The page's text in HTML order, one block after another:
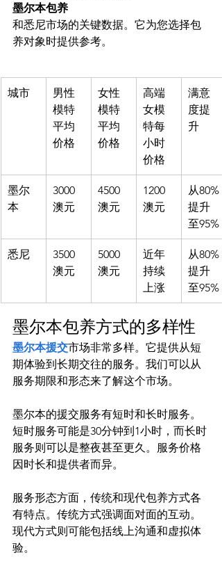
墨尔本包养
和悉尼市场的关键数据。它为您选择包
城市
男性
模特
平均
价格
女性
模特
平均
价格
高端
女模
特每
小时
价格
满意
度提
升
墨尔
本
3000
澳元
4500
澳元
1200
澳元
从80%
提升
至95%
悉尼
3500
澳元
5000
澳元
近年
持续
上涨
从80%
提升
至95%
墨尔本包养方式的多样性
墨尔本援交市场非常多样。它提供从短
期体验到长期交往的服务。我们可以从
服务期限和形态来了解这个市场。
墨尔本的援交服务有短时和长时服务。
短时服务可能是30分钟到1小时，而长时
服务则可以是整夜甚至更久。服务价格
因时长和提供者而异。
服务形态方面，传统和现代包养方式各
有特点。传统方式强调面对面的互动。
现代方式则可能包括线上沟通和虚拟体
验。